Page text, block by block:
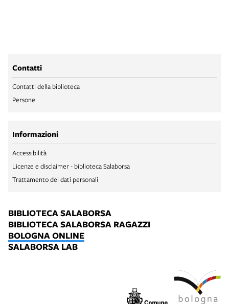
Contatti
Contatti della biblioteca
Persone
Informazioni
Accessibilità
Licenze e disclaimer - biblioteca Salaborsa
Trattamento dei dati personali
BIBLIOTECA SALABORSA
BIBLIOTECA SALABORSA RAGAZZI
BOLOGNA ONLINE
SALABORSA LAB